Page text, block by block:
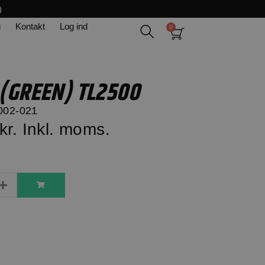
Kontakt Log ind
TL2500
021
Inkl. moms.